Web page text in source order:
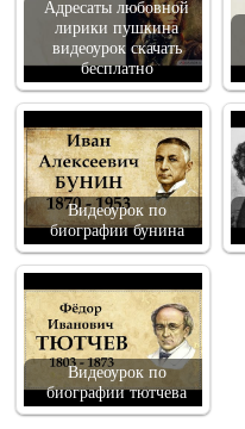
Адресаты любовной
лирики пушкина
видеоурок скачать
бесплатно
Видеоурок по
биографии бунина
Видеоурок по
биографии тютчева